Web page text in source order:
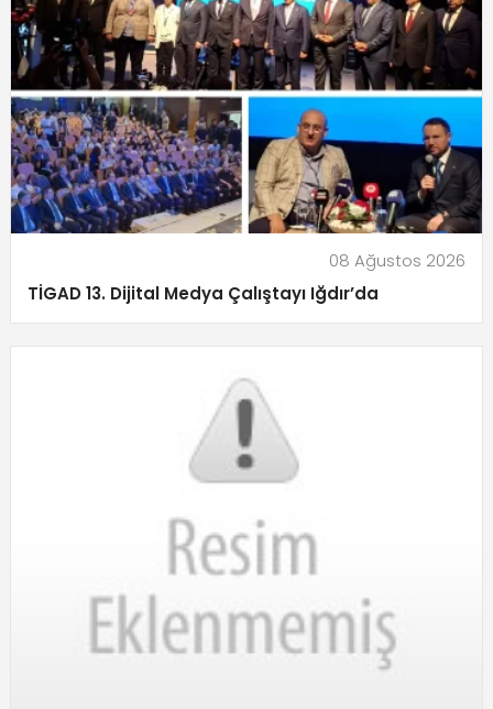
08 Ağustos 2026
TİGAD 13. Dijital Medya Çalıştayı Iğdır’da